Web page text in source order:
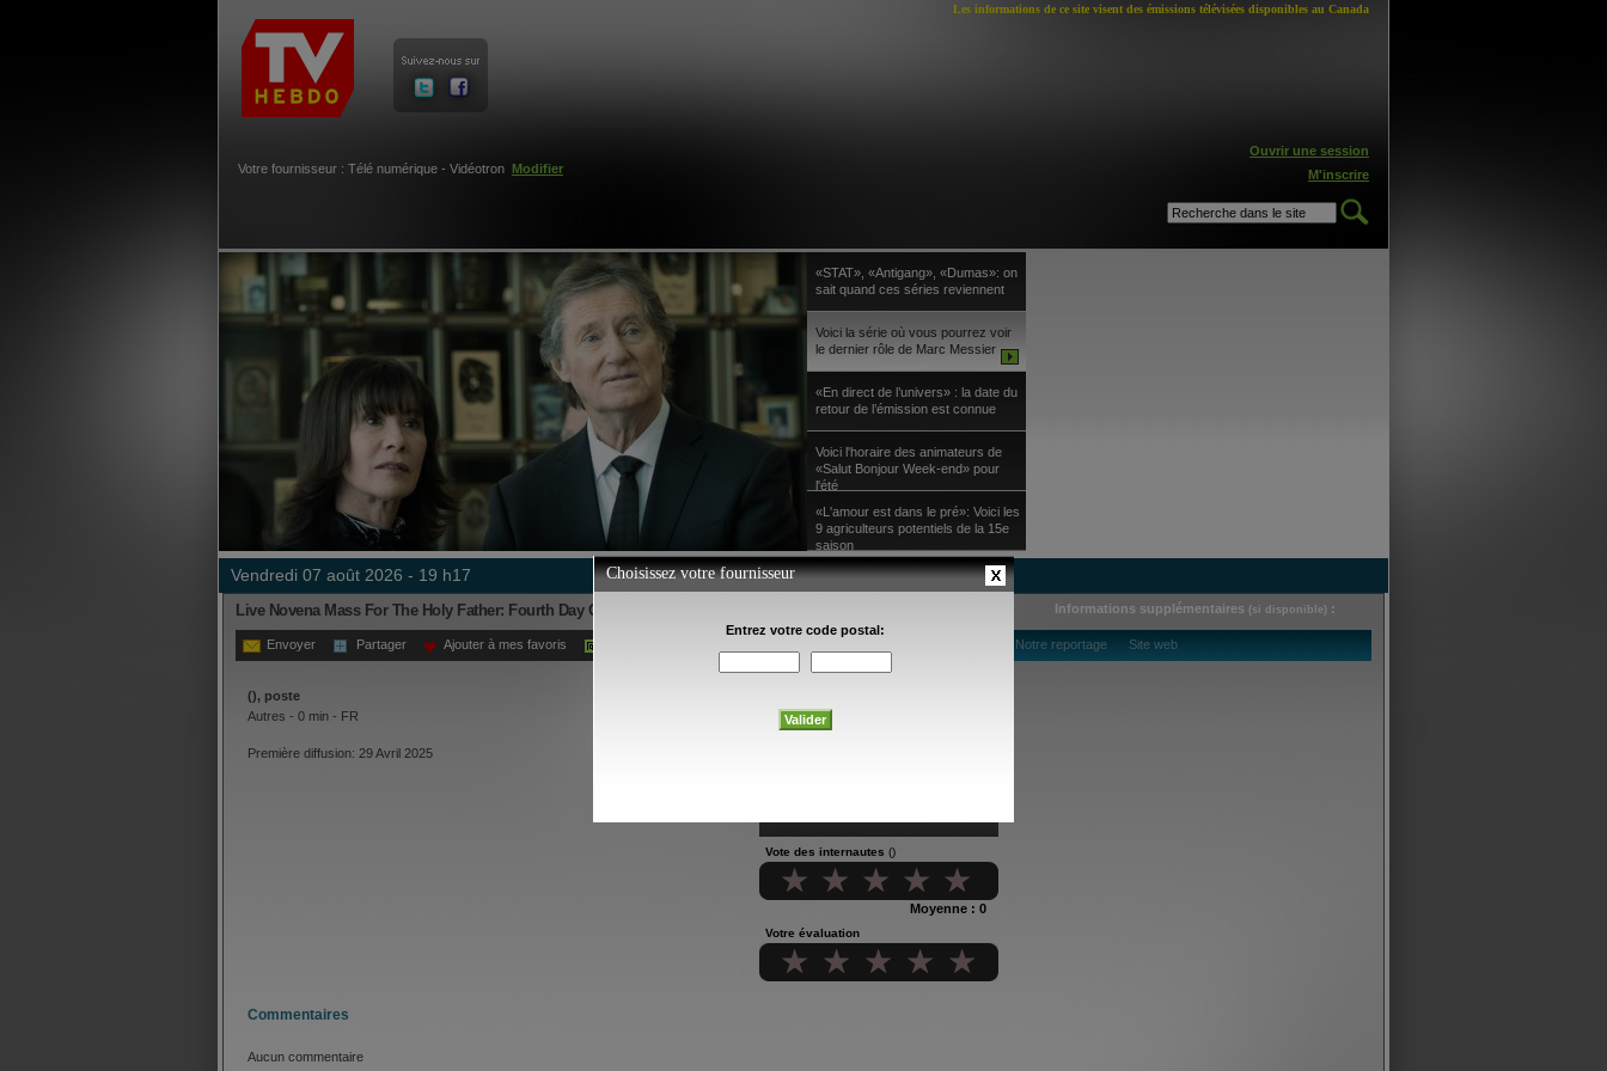
Les informations de ce site visent des émissions télévisées disponibles au Canada
Votre fournisseur : Télé numérique - Vidéotron Modifier
Ouvrir une session
M'inscrire
«STAT», «Antigang», «Dumas»: on
sait quand ces séries reviennent
Voici la série où vous pourrez voir
le dernier rôle de Marc Messier
«En direct de l’univers» : la date du
retour de l’émission est connue
Voici l'horaire des animateurs de
«Salut Bonjour Week-end» pour
l'été
«L'amour est dans le pré»: Voici les
9 agriculteurs potentiels de la 15e
saison
vendredi 07 août 2026 - 19 h17
Live Novena Mass For The Holy Father: Fourth Day Of The Novendiales Informations supplémentaires (si disponible) :
Envoyer Partager Ajouter à mes favoris Notre reportage Site web
(), poste
Autres - 0 min - FR
Première diffusion: 29 Avril 2025
Commentaires
Aucun commentaire
Vote des internautes ()
Moyenne : 0
Votre évaluation